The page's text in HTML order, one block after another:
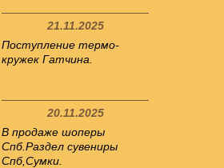
21.11.2025
Поступление термо-
кружек Гатчина.
20.11.2025
В продаже шоперы
Спб.Раздел сувениры
Спб,Сумки.